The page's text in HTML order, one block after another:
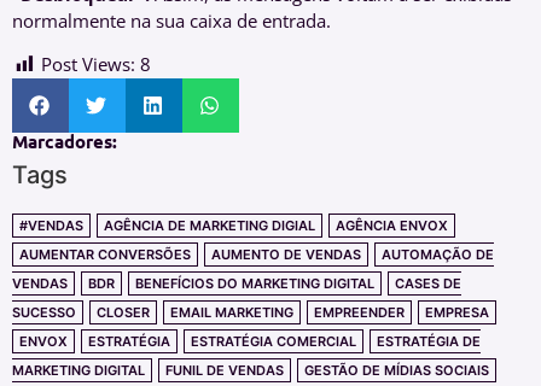
normalmente na sua caixa de entrada.
Post Views: 8
Marcadores:
Tags
#VENDAS AGÊNCIA DE MARKETING DIGIAL
AGÊNCIA ENVOX
AUMENTAR CONVERSÕES
AUMENTO DE VENDAS
AUTOMAÇÃO DE
VENDAS
BDR BENEFÍCIOS DO MARKETING DIGITAL
CASES DE
SUCESSO
CLOSER EMAIL MARKETING EMPREENDER
EMPRESA
ENVOX
ESTRATÉGIA ESTRATÉGIA COMERCIAL
ESTRATÉGIA DE
MARKETING DIGITAL
FUNIL DE VENDAS
GESTÃO DE MÍDIAS SOCIAIS